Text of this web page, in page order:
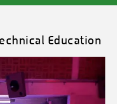
Education